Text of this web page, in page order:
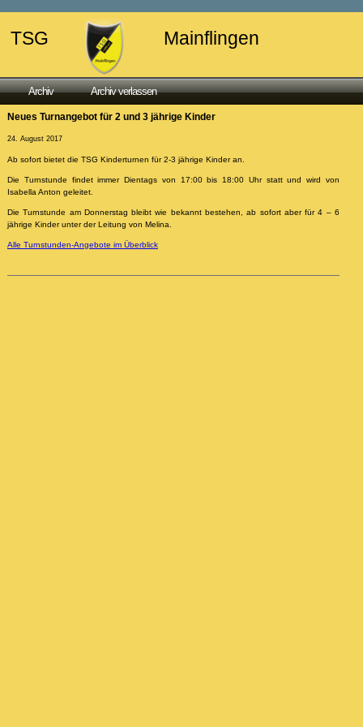
TSG Mainflingen
Archiv Archiv verlassen
Neues Turnangebot für 2 und 3 jährige Kinder
24. August 2017
Ab sofort bietet die TSG Kinderturnen für 2-3 jährige Kinder an.
Die Turnstunde findet immer Dientags von 17:00 bis 18:00 Uhr statt und wird von
Isabella Anton geleitet.
Die Turnstunde am Donnerstag bleibt wie bekannt bestehen, ab sofort aber für 4 – 6
jährige Kinder unter der Leitung von Melina.
Alle Turnstunden-Angebote im Überblick